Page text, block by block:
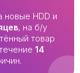
новые HDD и
, на б/у
товар
14